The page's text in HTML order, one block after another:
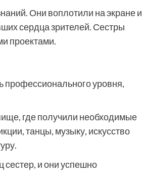
Они воплотили на экране и
сердца зрителей. Сестры
проектами.
профессионального уровня,
где получили необходимые
танцы, музыку, искусство
и они успешно